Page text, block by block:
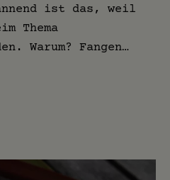
ist das, weil
Thema
Warum? Fangen…